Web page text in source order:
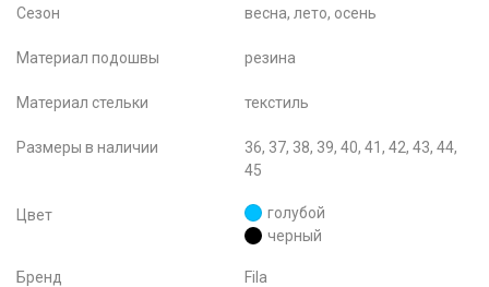
Сезон весна, лето, осень
Материал подошвы резина
Материал стельки текстиль
Размеры в наличии
36, 37, 38, 39, 40, 41, 42, 43, 44,
45
Цвет
голубой
черный
Бренд Fila